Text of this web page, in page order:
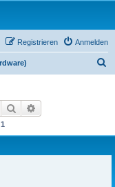
Anmelden
Registrieren
Suche
1